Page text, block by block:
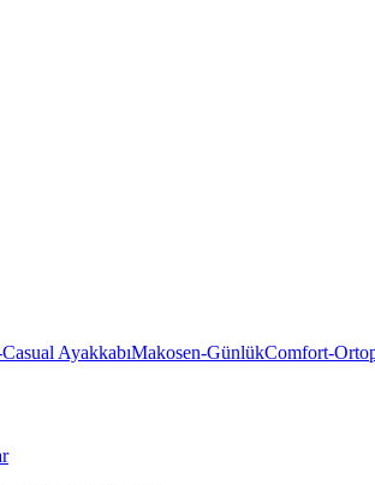
AyakkabıMakosen-GünlükComfort-